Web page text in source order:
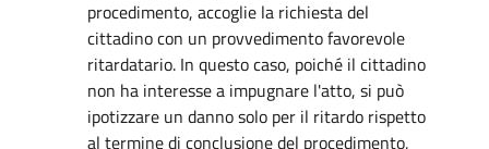
procedimento, accoglie la richiesta del
cittadino con un provvedimento favorevole
ritardatario. In questo caso, poiché il cittadino
non ha interesse a impugnare l'atto, si può
ipotizzare un danno solo per il ritardo rispetto
al termine di conclusione del procedimento,